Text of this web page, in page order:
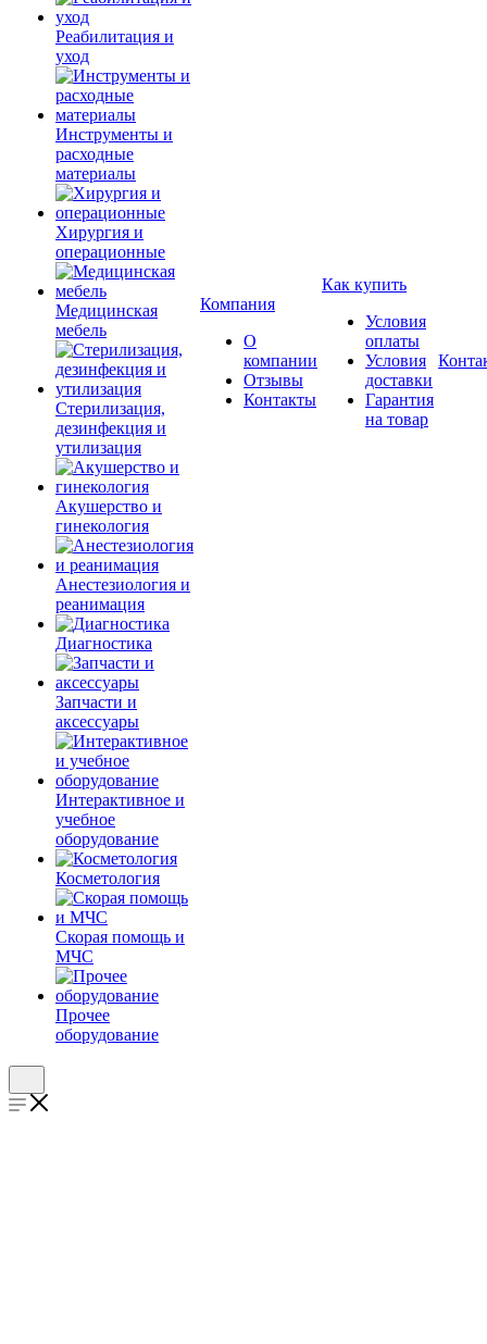
Реабилитация и
уход
Инструменты и
расходные
материалы
Хирургия и
операционные
Медицинская
мебель
Стерилизация,
дезинфекция и
утилизация
Акушерство и
гинекология
Анестезиология и
реанимация
Диагностика
Запчасти и
аксессуары
Интерактивное и
учебное
оборудование
Косметология
Скорая помощь и
МЧС
Прочее
оборудование
Компания
О
компании
Отзывы
Контакты
Как купить
Условия
оплаты
Условия
доставки
Гарантия
на товар